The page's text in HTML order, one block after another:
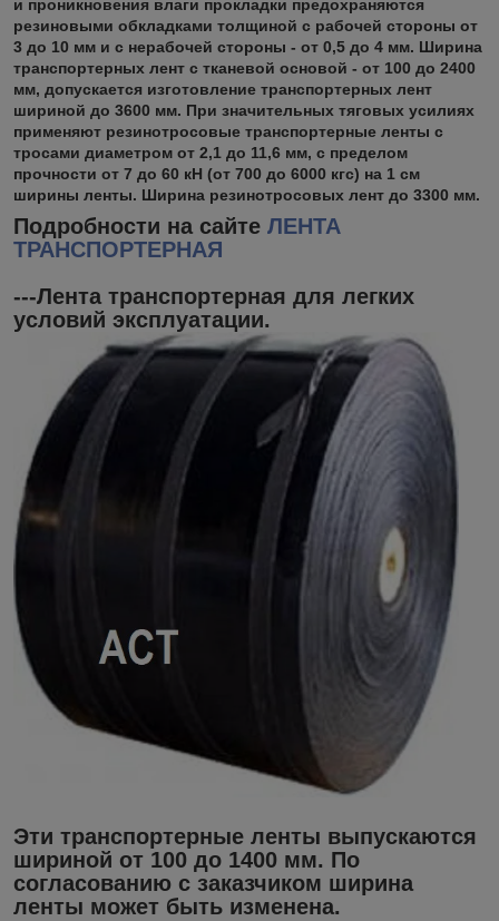
и проникновения влаги прокладки предохраняются
резиновыми обкладками толщиной с рабочей стороны от
3 до 10 мм и с нерабочей стороны - от 0,5 до 4 мм. Ширина
транспортерных лент с тканевой основой - от 100 до 2400
мм, допускается изготовление транспортерных лент
шириной до 3600 мм. При значительных тяговых усилиях
применяют резинотросовые транспортерные ленты с
тросами диаметром от 2,1 до 11,6 мм, с пределом
прочности от 7 до 60 кН (от 700 до 6000 кгс) на 1 см
ширины ленты. Ширина резинотросовых лент до 3300 мм.
Подробности на сайте ЛЕНТА
ТРАНСПОРТЕРНАЯ
---Лента транспортерная для легких
условий эксплуатации.
Эти транспортерные ленты выпускаются
шириной от 100 до 1400 мм. По
согласованию с заказчиком ширина
ленты может быть изменена.